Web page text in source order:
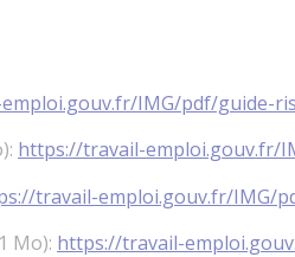
IMG/pdf/guide-
https://travail-emploi.gouv.fr/
travail-emploi.gouv.fr/IMG/
Mo): https://travail-